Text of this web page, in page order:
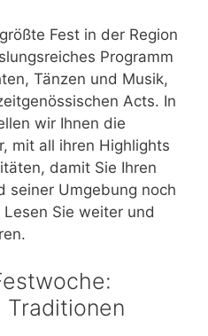
Fest in der Region
Programm
Tänzen und Musik,
Acts. In
wir Ihnen die
mit all ihren Highlights
damit Sie Ihren
seiner Umgebung noch
Sie weiter und